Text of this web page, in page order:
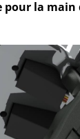
pour la main